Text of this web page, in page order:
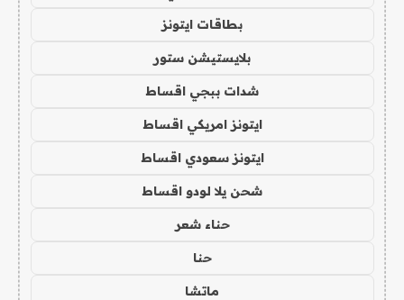
بطاقات ايتونز
بلايستيشن ستور
شدات ببجي اقساط
ايتونز امريكي اقساط
ايتونز سعودي اقساط
شحن يلا لودو اقساط
حناء شعر
حنا
ماتشا